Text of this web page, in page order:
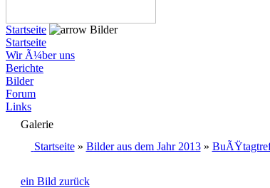
Startseite
Bilder
Startseite
Wir Ã¼ber uns
Berichte
Bilder
Forum
Links
Galerie
Startseite» Bilder aus dem Jahr 2013»
ein Bild zurück